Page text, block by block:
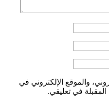
والموقع الإلكتروني في
في تعليقي.